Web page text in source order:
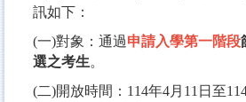
訊如下：
(一)對象：通過申請入學第一階段
選之考生。
(二)開放時間：114年4月11日至